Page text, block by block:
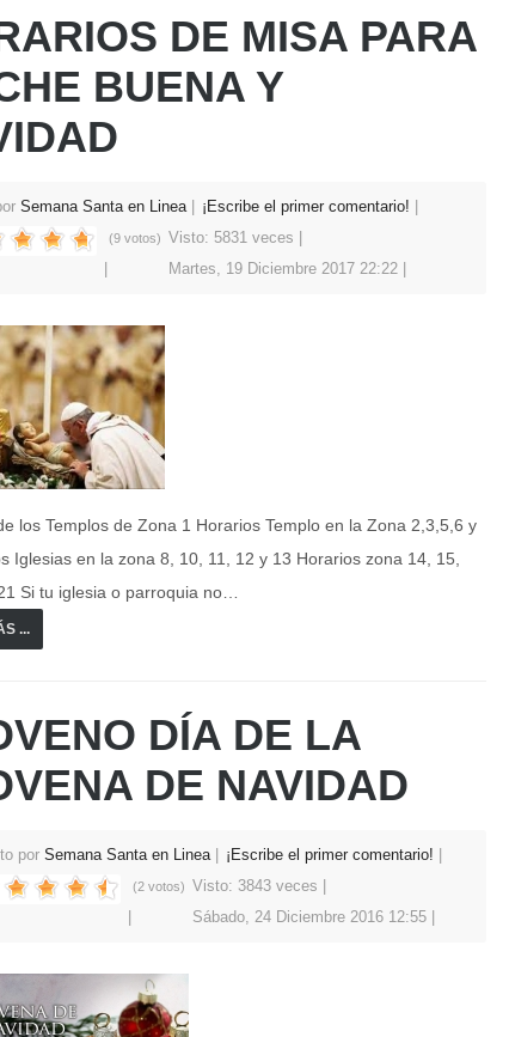
DE MISA PARA
BUENA Y
Semana Santa en Linea ¡Escribe el primer comentario!
(9 votos) Visto: 5831 veces
Martes, 19 Diciembre 2017 22:22
los Templos de Zona 1 Horarios Templo en la Zona 2,3,5,6 y
Iglesias en la zona 8, 10, 11, 12 y 13 Horarios zona 14, 15,
Si tu iglesia o parroquia no…
...
DÍA DE LA
DE NAVIDAD
por Semana Santa en Linea ¡Escribe el primer comentario!
(2 votos) Visto: 3843 veces
Sábado, 24 Diciembre 2016 12:55